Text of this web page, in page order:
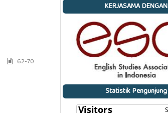
62-70
KERJASAMA DENGAN
Statistik Pengunjung